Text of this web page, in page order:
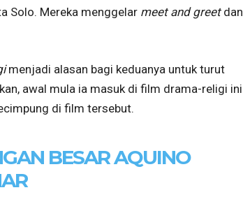
Solo. Mereka menggelar meet and greet dan
menjadi alasan bagi keduanya untuk turut
awal mula ia masuk di film drama-religi ini
di film tersebut.
BESAR AQUINO